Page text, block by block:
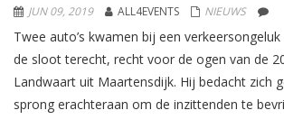
JUN 09, 2019 ALL4EVENTS NIEUWS
Twee auto’s kwamen bij een
de sloot terecht, recht voor de ogen van de
Landwaart uit Maartensdijk. Hij bedacht zich
sprong erachteraan om de inzittenden te